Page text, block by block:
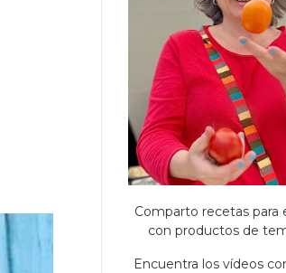
Comparto recetas para
con productos de
Encuentra los vídeos